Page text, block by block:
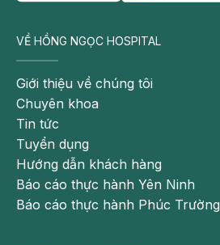
VỀ HỒNG NGỌC HOSPITAL
Giới thiệu về chúng tôi
Chuyên khoa
Tin tức
Tuyển dụng
Hướng dẫn khách hàng
Báo cáo thực hành Yên Ninh
Báo cáo thực hành Phúc